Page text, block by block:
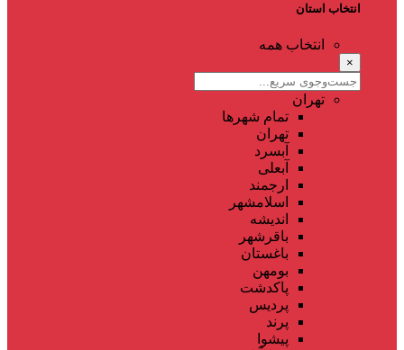
انتخاب استان
انتخاب همه
×
تهران
تمام شهر‌ها
تهران
آبسرد
آبعلی
ارجمند
اسلامشهر
اندیشه
باقرشهر
باغستان
بومهن
پاکدشت
پردیس
پرند
پیشوا